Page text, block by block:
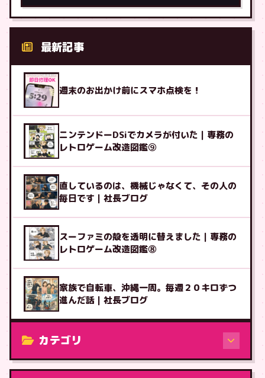
最新記事
週末のお出かけ前にスマホ点検を！
ニンテンドーDSiでカメラが付いた｜専務の
レトロゲーム改造図鑑⑨
直しているのは、機械じゃなくて、その人の
毎日です｜社長ブログ
スーファミの殻を透明に替えました｜専務の
レトロゲーム改造図鑑⑧
家族で自転車、沖縄一周。毎週２０キロずつ
進んだ話｜社長ブログ
カテゴリ
修理（機種から）